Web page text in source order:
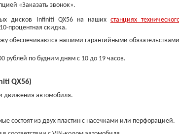
от 750 ₽
«Заказать звонок».
дисков Infiniti QX56 на наших станциях
процентная скидка.
обеспечиваются нашими гарантийными
рублей по будним дням с 10 до 19 часов.
QX56)
движения автомобиля.
состоят из двух пластин с насечками или перфорацией.